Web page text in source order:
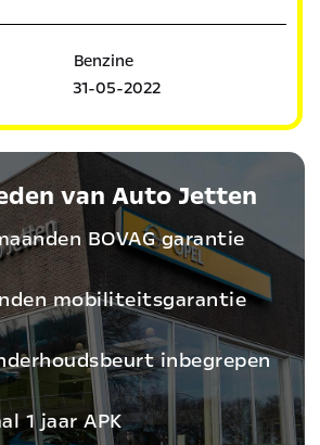
Benzine
31-05-2022
van Auto Jetten
BOVAG garantie
mobiliteitsgarantie
inbegrepen
1 jaar APK